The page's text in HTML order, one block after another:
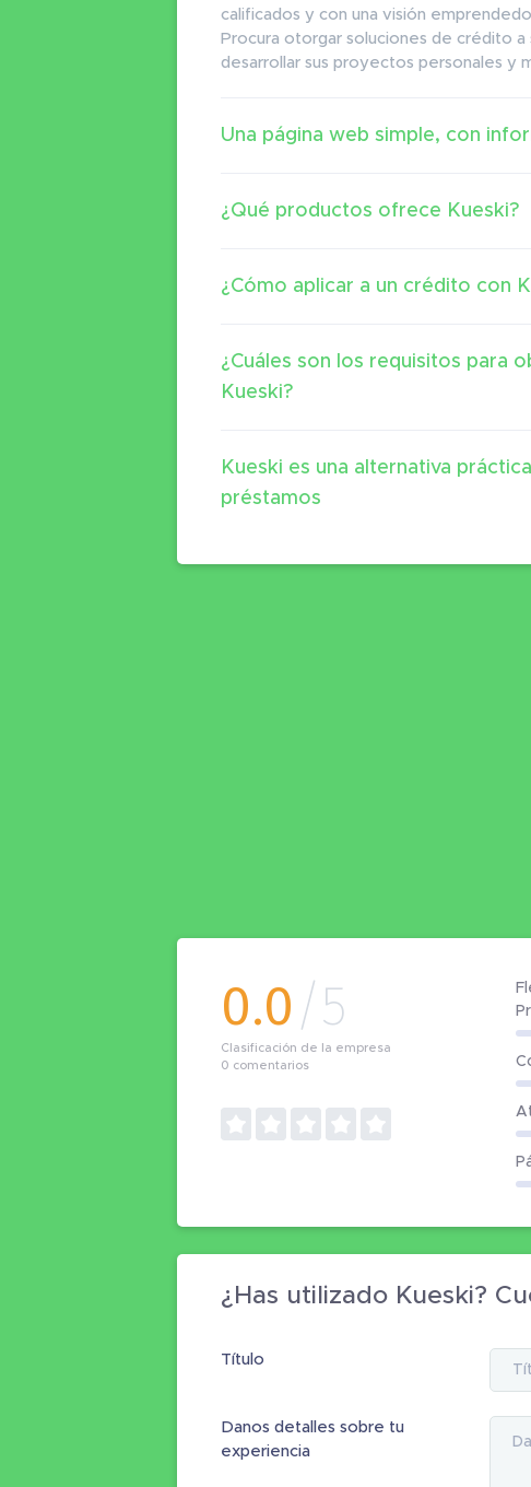
calificados y con una visión
Procura otorgar soluciones de crédito a
desarrollar sus proyectos personales y
Una página web simple, con
¿Qué productos ofrece Kueski?
¿Cómo aplicar a un crédito con
¿Cuáles son los requisitos para
Kueski?
Kueski es una alternativa
préstamos
0.0/5
Clasificación de la empresa
0 comentarios
¿Has utilizado Kueski?
Título
Danos detalles sobre tu
experiencia